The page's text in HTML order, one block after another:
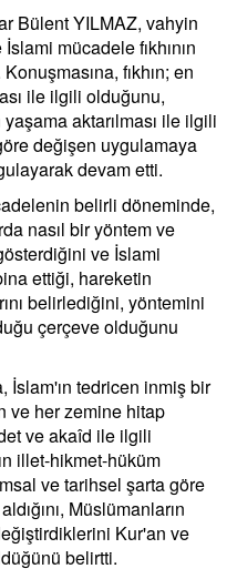
Bülent YILMAZ, vahyin
mücadele fıkhının
fıkhın; en
ile ilgili olduğunu,
aktarılması ile ilgili
değişen uygulamaya
devam etti.
belirli döneminde,
nasıl bir yöntem ve
ve İslami
ettiği, hareketin
belirlediğini, yöntemini
çerçeve olduğunu
İslam'ın tedricen inmiş bir
ve her zemine hitap
ve akaîd ile ilgili
illet-hikmet-hüküm
ve tarihsel şarta göre
Müslümanların
Kur'an ve
belirtti.